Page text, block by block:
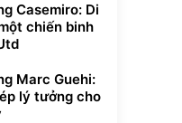
Casemiro: Di
chiến binh
Marc Guehi:
lý tưởng cho